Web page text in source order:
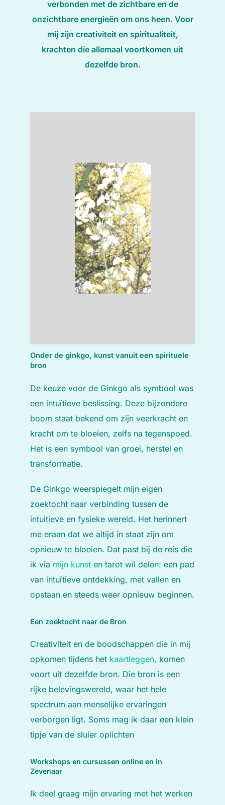
verbonden met de zichtbare en de
onzichtbare energieën om ons heen. Voor
mij zijn creativiteit en spiritualiteit,
krachten die allemaal voortkomen uit
dezelfde bron.
Onder de ginkgo, kunst vanuit een spirituele
bron
De keuze voor de Ginkgo als symbool was
een intuïtieve beslissing. Deze bijzondere
boom staat bekend om zijn veerkracht en
kracht om te bloeien, zelfs na tegenspoed.
Het is een symbool van groei, herstel en
transformatie.
De Ginkgo weerspiegelt mijn eigen
zoektocht naar verbinding tussen de
intuitieve en fysieke wereld. Het herinnert
me eraan dat we altijd in staat zijn om
opnieuw te bloeien. Dat past bij de reis die
ik via mijn kunst en tarot wil delen: een pad
van intuïtieve ontdekking, met vallen en
opstaan en steeds weer opnieuw beginnen.
Een zoektocht naar de Bron
Creativiteit en de boodschappen die in mij
opkomen tijdens het kaartleggen, komen
voort uit dezelfde bron. Die bron is een
rijke belevingswereld, waar het hele
spectrum aan menselijke ervaringen
verborgen ligt. Soms mag ik daar een klein
tipje van de sluier oplichten
Workshops en cursussen online en in
Zevenaar
Ik deel graag mijn ervaring met het werken